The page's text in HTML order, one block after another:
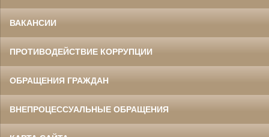
ВАКАНСИИ
ПРОТИВОДЕЙСТВИЕ КОРРУПЦИИ
ОБРАЩЕНИЯ ГРАЖДАН
ВНЕПРОЦЕССУАЛЬНЫЕ ОБРАЩЕНИЯ